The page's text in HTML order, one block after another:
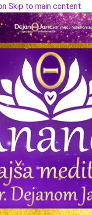
Skip to main content